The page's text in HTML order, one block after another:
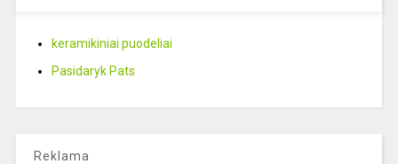
keramikiniai puodeliai
Pasidaryk Pats
Reklama